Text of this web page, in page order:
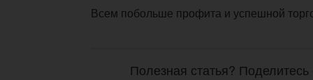
Всем побольше профита и успешной
Полезная статья?